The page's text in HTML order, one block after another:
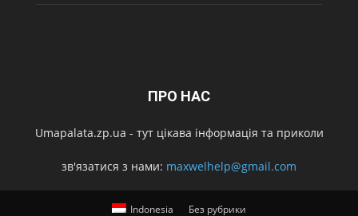
ПРО НАС
Umapalata.zp.ua - тут цікава інформація та приколи
зв'язатися з нами: maxwelhelp@gmail.com
Indonesia Без рубрики